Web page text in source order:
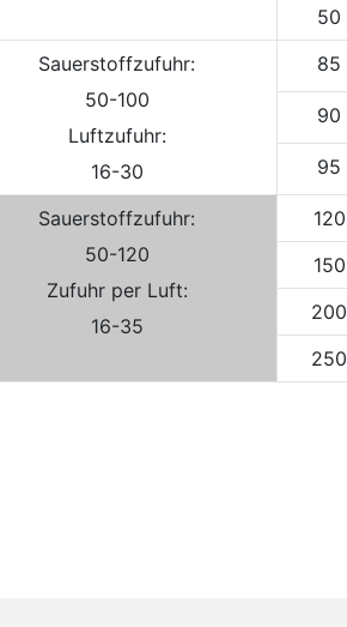
50
Sauerstoffzufuhr:
50-100
Luftzufuhr:
16-30
85
90
95
Sauerstoffzufuhr:
50-120
Zufuhr per Luft:
16-35
120
150
200
250